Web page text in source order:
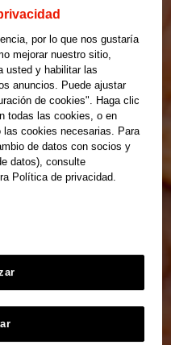
por lo que nos gustaría
mejorar nuestro sitio,
usted y habilitar las
anuncios. Puede ajustar
de cookies". Haga clic
todas las cookies, o en
las cookies necesarias. Para
de datos con socios y
datos), consulte
Política de privacidad.